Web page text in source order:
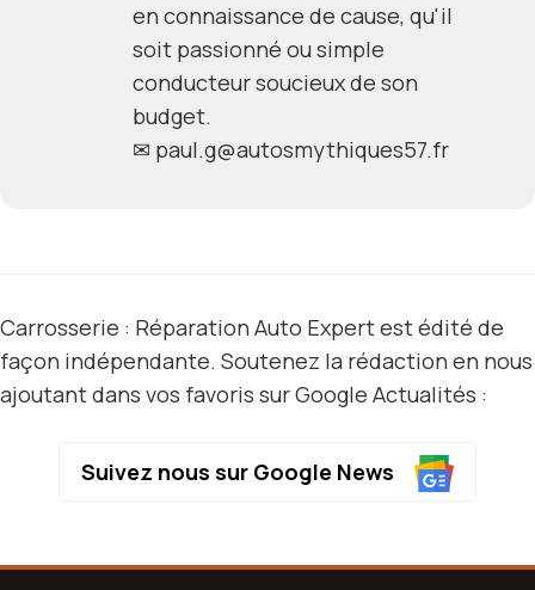
en connaissance de cause, qu'il
soit passionné ou simple
conducteur soucieux de son
budget.
✉ paul.g@autosmythiques57.fr
Carrosserie : Réparation Auto Expert est édité de
façon indépendante. Soutenez la rédaction en nous
ajoutant dans vos favoris sur Google Actualités :
Suivez nous sur Google News